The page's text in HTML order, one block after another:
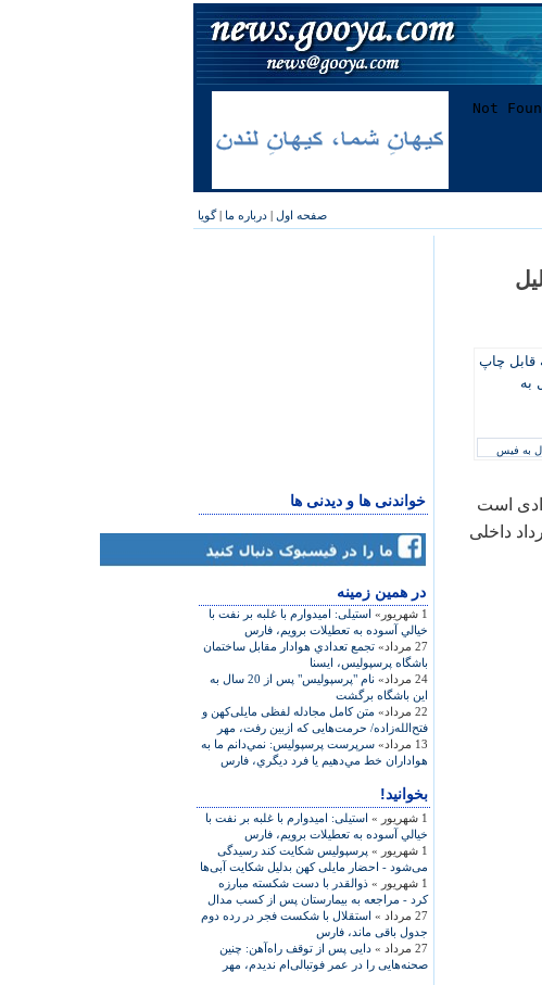
صفحه اول | درباره ما |گویا
خواندنی ها و دیدنی ها
در همين زمينه
1 شهریور»
استیلی: اميدوارم با غلبه بر نفت با
خيالي آسوده به تعطيلات برويم، فارس
27 مرداد»
تجمع تعدادي هوادار مقابل ساختمان
باشگاه پرسپوليس، ایسنا
24 مرداد»
نام "پرسپولیس" پس از 20 سال به
این باشگاه برگشت
22 مرداد»
متن کامل مجادله لفظی مایلی‌کهن و
فتح‌الله‌زاده/ حرمت‌هایی که ازبین رفت، مهر
13 مرداد»
سرپرست پرسپولیس: نمي‌دانم ما به
هواداران خط مي‌دهيم يا فرد ديگري، فارس
بخوانید!
1 شهریور »
استیلی: اميدوارم با غلبه بر نفت با
خيالي آسوده به تعطيلات برويم، فارس
1 شهریور »
پرسپولیس شکایت کند رسیدگی
می‌شود - احضار مایلی کهن بدلیل شکایت آبی‌ها
1 شهریور »
ذوالقدر با دست شکسته مبارزه
کرد - مراجعه به بیمارستان پس از کسب مدال
27 مرداد »
استقلال با شکست فجر در رده دوم
جدول باقی ‌ماند، فارس
27 مرداد »
دایی پس از توقف راه‌آهن:‏ چنین
صحنه‌هایی را در عمر فوتبالی‌ام ندیدم، مهر
قابل چاپ
به
به فیس
است
داخلی